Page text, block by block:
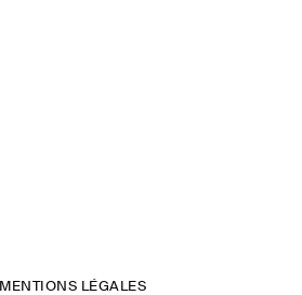
MENTIONS LÉGALES